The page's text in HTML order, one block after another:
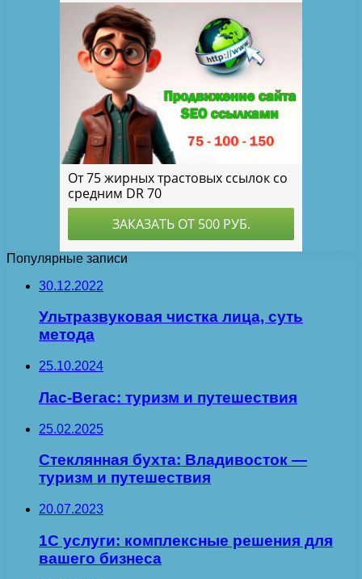
Популярные записи
30.12.2022
Ультразвуковая чистка лица, суть
метода
25.10.2024
Лас-Вегас: туризм и путешествия
25.02.2025
Стеклянная бухта: Владивосток —
туризм и путешествия
20.07.2023
1С услуги: комплексные решения для
вашего бизнеса